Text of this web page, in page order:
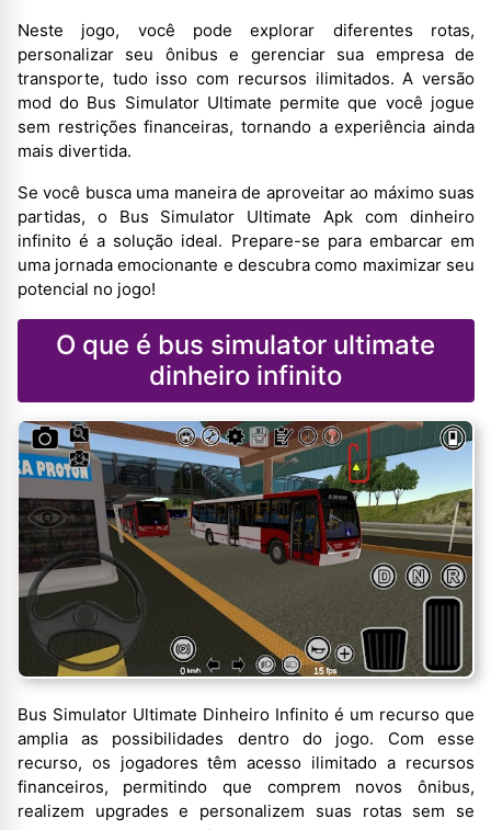
Neste jogo, você pode explorar diferentes rotas,
personalizar seu ônibus e gerenciar sua empresa de
transporte, tudo isso com recursos ilimitados. A versão
mod do Bus Simulator Ultimate permite que você jogue
sem restrições financeiras, tornando a experiência ainda
mais divertida.
Se você busca uma maneira de aproveitar ao máximo suas
partidas, o Bus Simulator Ultimate Apk com dinheiro
infinito é a solução ideal. Prepare-se para embarcar em
uma jornada emocionante e descubra como maximizar seu
potencial no jogo!
O que é bus simulator ultimate
dinheiro infinito
Bus Simulator Ultimate Dinheiro Infinito é um recurso que
amplia as possibilidades dentro do jogo. Com esse
recurso, os jogadores têm acesso ilimitado a recursos
financeiros, permitindo que comprem novos ônibus,
realizem upgrades e personalizem suas rotas sem se